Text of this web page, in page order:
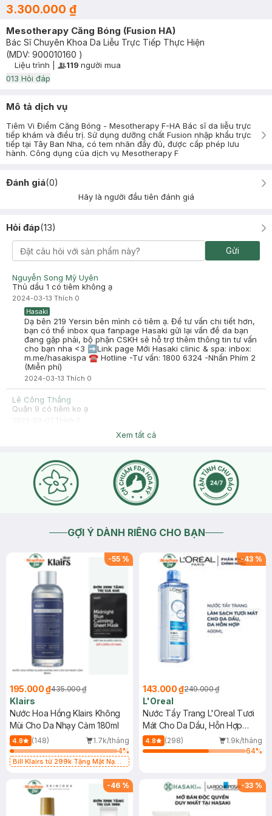
3.300.000 ₫
Mesotherapy Căng Bóng (Fusion HA)
Bác Sĩ Chuyên Khoa Da Liễu Trực Tiếp Thực Hiện
(MDV: 900010160 )
Timer Gray Icon
Liệu trình User Product Icon
119 người mua
013 Hỏi đáp
Mô tả dịch vụ
Tiêm Vi Điểm Căng Bóng - Mesotherapy F-HA Bác sĩ da liễu trực
tiếp khám và điều trị. Sử dụng dưỡng chất Fusion nhập khẩu trực
tiếp tại Tây Ban Nha, có tem nhãn đầy đủ, được cấp phép lưu
hành. Công dụng của dịch vụ Mesotherapy F
Đánh giá(0)
Hãy là người đầu tiên đánh giá
Hỏi đáp(13)
Gửi
Nguyễn Song Mỹ Uyên
Thủ dầu 1 có tiêm không ạ
2024-03-13 Thích 0
Hasaki
Dạ bên 219 Yersin bên mình có tiêm ạ. Để tư vấn chi tiết hơn,
bạn có thể inbox qua fanpage Hasaki gửi lại vấn đề da bạn
đang gặp phải, bộ phận CSKH sẽ hỗ trợ thêm thông tin tư vấn
cho bạn nha <3 ➡️Link page Mới Hasaki clinic & spa: inbox:
m.me/hasakispa ☎ Hotline -Tư vấn: 1800 6324 -Nhấn Phím 2
(Miễn phí)
2024-03-13 Thích 0
Lê Công Thắng
Quận 9 có tiêm ko ạ
hỗ trợ thêm thông tin tư vấn cho bạn nha <3 ➡️Link page Mới
Hasaki clinic & spa: inbox: m.me/hasakispa ☎ Hotline -Tư
vấn: 1800 6324 -Nhấn Phím 2 (Miễn phí)
2023-03-07Thích
Xem tất cả
GỢI Ý DÀNH RIÊNG CHO BẠN
-55 %
195.000 ₫435.000 ₫
Klairs
Nước Hoa Hồng Klairs Không
Mùi Cho Da Nhạy Cảm 180ml
4.8 (148)
1.7k/tháng
4%
Bill Klairs từ 299k Tặng Mặt Nạ
25ml (SL Có Hạn)
-43 %
143.000 ₫249.000 ₫
L'Oreal
Nước Tẩy Trang L'Oreal Tươi
Mát Cho Da Dầu, Hỗn Hợp
400ml
4.8 (298)
1.9k/tháng
64%
-46 % -33 %